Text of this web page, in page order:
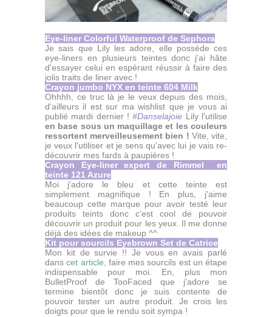
Eye-liner Colorful Waterproof de Sephora
Je sais que Lily les adore, elle possède ces
eye-liners en plusieurs teintes donc j'ai hâte
d'essayer celui en espérant réussir à faire des
jolis traits de liner avec !
Crayon jumbo NYX en teinte 604 Milk
Ohhhh, ce truc là je le veux depuis des mois,
d'ailleurs il est sur ma wishlist que je vous ai
publié mardi dernier !#Danselajoie Lily l'utilise
en base sous un maquillage et les couleurs
ressortent merveilleusement bien ! Vite, vite,
je veux l'utiliser et je sens qu'avec lui je vais re-
découvrir mes fards à paupières !
Crayon Eye-liner expert de Rimmel en
teinte 121 Azure
Moi j'adore le bleu et cette teinte est
simplement magnifique ! En plus, j'aime
beaucoup cette marque pour avoir testé leur
produits teints donc c'est cool de pouvoir
découvrir un produit pour les yeux. Il me donne
déjà des idées de makeup ^^
Kit pour sourcils Eyebrown Set de Catrice
Mon kit de survie !! Je vous en avais parlé
danscet article , faire mes sourcils est un étape
indispensable pour moi. En, plus mon
BulletProof de TooFaced que j'adore se
termine bientôt donc je suis contente de
pouvoir tester un autre produit. Je crois les
doigts pour que le rendu soit sympa !